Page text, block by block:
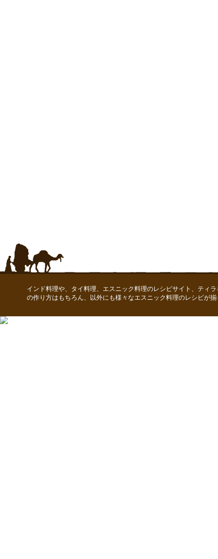
インド料理や、タイ料理、エスニック料理のレシピサイト、ティ
の作り方はもちろん、以外にも様々なエスニック料理のレシピが